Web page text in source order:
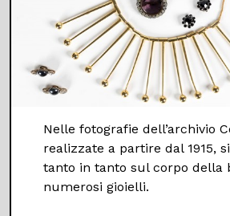
Nelle fotografie dell’archivio
realizzate a partire dal 1915,
tanto in tanto sul corpo della
numerosi gioielli.